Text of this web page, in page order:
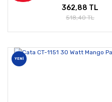
362,88 TL
518,40 TL
YENİ